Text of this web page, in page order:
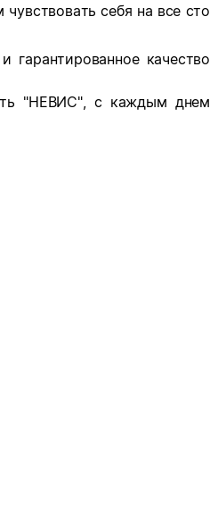
себя на все сто
качество
"НЕВИС",
с каждым днем